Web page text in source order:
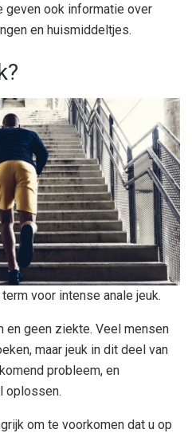
geven ook informatie over
en huismiddeltjes.
voor intense anale jeuk.
en geen ziekte. Veel mensen
maar jeuk in dit deel van
probleem, en
oplossen.
om te voorkomen dat u op